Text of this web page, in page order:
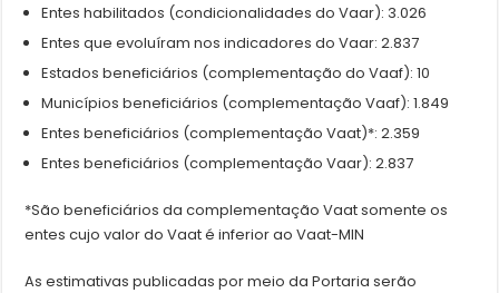
Entes habilitados (condicionalidades do Vaar): 3.026
Entes que evoluíram nos indicadores do Vaar: 2.837
Estados beneficiários (complementação do Vaaf): 10
Municípios beneficiários (complementação Vaaf): 1.849
Entes beneficiários (complementação Vaat)*: 2.359
Entes beneficiários (complementação Vaar): 2.837
*São beneficiários da complementação Vaat somente os
entes cujo valor do Vaat é inferior ao Vaat-MIN
As estimativas publicadas por meio da Portaria serão